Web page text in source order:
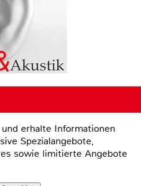
erhalte Informationen
Spezialangebote,
sowie limitierte Angebote